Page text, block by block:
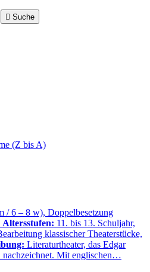
 Suche
(Z bis A)
/ 6 – 8 w), Doppelbesetzung
Altersstufen: 11. bis 13. Schuljahr,
klassischer Theaterstücke,
Literaturtheater, das Edgar
nachzeichnet. Mit englischen…